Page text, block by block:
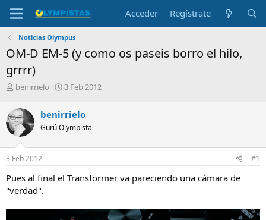
Acceder Regístrate
Noticias Olympus
OM-D EM-5 (y como os paseis borro el hilo,
grrrr)
I
i
c
i
a
d
o
d
e
benirrielo
F
h
a
e
i
3 Feb 2012
benirrielo
Gurú Olympista
3 Feb 2012 #1
Pues al final el Transformer va pareciendo una cámara de
"verdad".